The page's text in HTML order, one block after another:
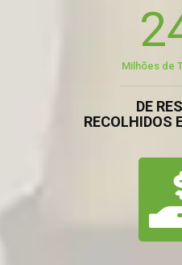
Milhões de
DE
RECOLHIDOS